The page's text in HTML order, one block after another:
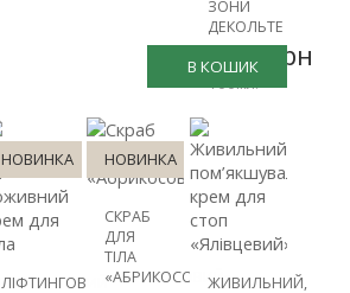
ЗОНИ
ДЕКОЛЬТЕ
В КОШИК
1988грн
100мл.
НОВИНКА
ЛІФТИНГОВИЙ
НОВИНКА
СКРАБ
ДЛЯ
ТІЛА
«АБРИКОСОВИЙ»ЖИВИЛЬНИЙ,